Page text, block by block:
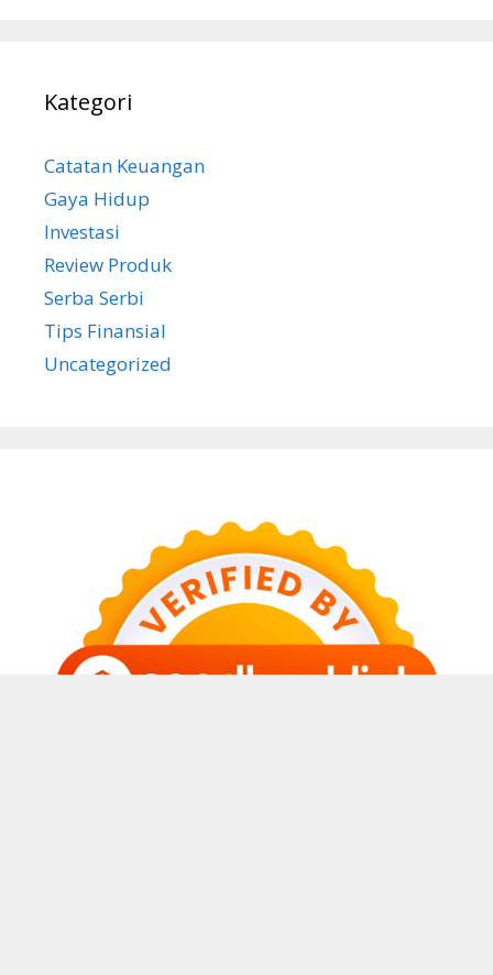
Kategori
Catatan Keuangan
Gaya Hidup
Investasi
Review Produk
Serba Serbi
Tips Finansial
Uncategorized